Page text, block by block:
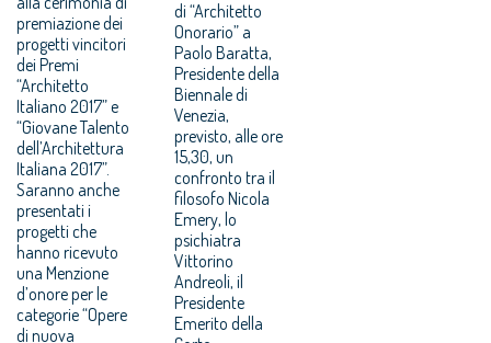
premiazione dei
progetti vincitori
dei Premi
“Architetto
Italiano 2017” e
“Giovane Talento
dell’Architettura
Italiana 2017”.
Saranno anche
presentati i
progetti che
hanno ricevuto
una Menzione
d’onore per le
categorie “Opere
di nuova
di “Architetto
Onorario” a
Paolo Baratta,
Presidente della
Biennale di
Venezia,
previsto, alle ore
15,30, un
confronto tra il
filosofo Nicola
Emery, lo
psichiatra
Vittorino
Andreoli, il
Presidente
Emerito della